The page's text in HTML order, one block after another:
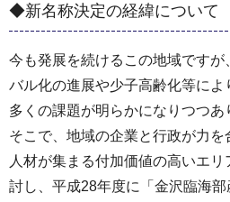
◆新名称決定の経緯について
今も発展を続けるこの地域です
バル化の進展や少子高齢化等によ
多くの課題が明らかになりつつあ
そこで、地域の企業と行政が力を
人材が集まる付加価値の高いエ
討し、平成28年度に「金沢臨海